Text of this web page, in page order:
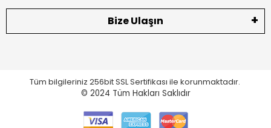
Bize Ulaşın
Tüm bilgileriniz 256bit SSL Sertifikası ile korunmaktadır.
© 2024 Tüm Hakları Saklıdır